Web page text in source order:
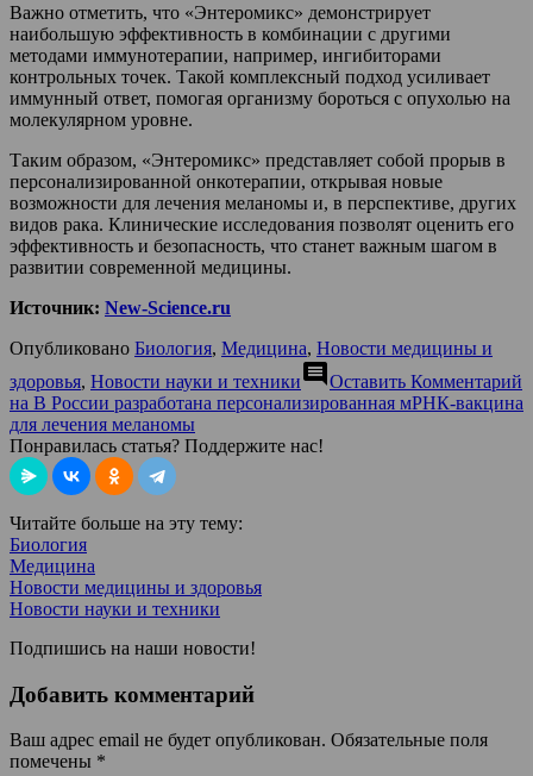
Важно отметить, что «Энтеромикс» демонстрирует
наибольшую эффективность в комбинации с другими
методами иммунотерапии, например, ингибиторами
контрольных точек. Такой комплексный подход усиливает
иммунный ответ, помогая организму бороться с опухолью на
молекулярном уровне.
Таким образом, «Энтеромикс» представляет собой прорыв в
персонализированной онкотерапии, открывая новые
возможности для лечения меланомы и, в перспективе, других
видов рака. Клинические исследования позволят оценить его
эффективность и безопасность, что станет важным шагом в
развитии современной медицины.
Источник: New-Science.ru
Опубликовано Биология, Медицина, Новости медицины и
здоровья, Новости науки и техникиcomment Оставить Комментарий
на В России разработана персонализированная мРНК-вакцина
для лечения меланомы
Понравилась статья? Поддержите нас!
Читайте больше на эту тему:
Биология
Медицина
Новости медицины и здоровья
Новости науки и техники
Подпишись на наши новости!
Добавить комментарий
Ваш адрес email не будет опубликован. Обязательные поля
помечены *